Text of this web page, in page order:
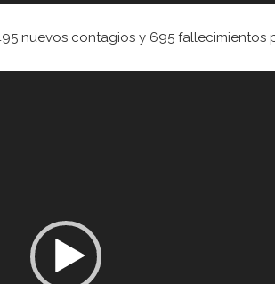
nuevos contagios y 695 fallecimientos